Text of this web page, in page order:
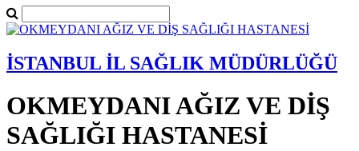
İSTANBUL İL SAĞLIK MÜDÜRLÜĞÜ
OKMEYDANI AĞIZ VE DİŞ
SAĞLIĞI HASTANESİ